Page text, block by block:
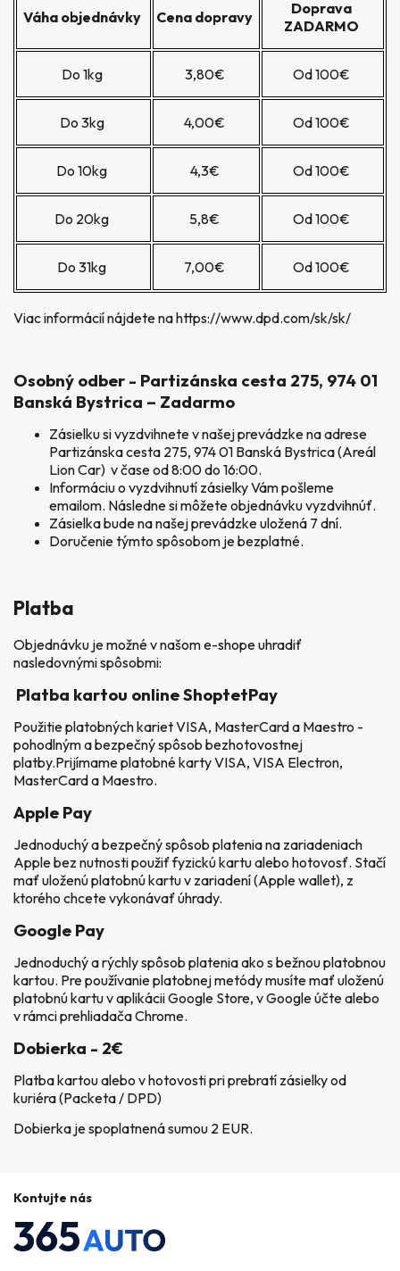
Váha objednávky Cena dopravy
Doprava
ZADARMO
Do 1kg 3,80€ Od 100€
Do 3kg 4,00€ Od 100€
Do 10kg 4,3€ Od 100€
Do 20kg 5,8€ Od 100€
Do 31kg 7,00€ Od 100€
Viac informácií nájdete nahttps://www.dpd.com/sk/sk/
Osobný odber - Partizánska cesta 275, 974 01
Banská Bystrica – Zadarmo
Zásielku si vyzdvihnete v našej prevádzke na adrese
Partizánska cesta 275, 974 01 Banská Bystrica (Areál
Lion Car) v čase od 8:00 do 16:00.
Informáciu o vyzdvihnutí zásielky Vám pošleme
emailom. Následne si môžete objednávku vyzdvihnúť.
Zásielka bude na našej prevádzke uložená 7 dní.
Doručenie týmto spôsobom je bezplatné.
Platba
Objednávku je možné v našom e-shope uhradiť
nasledovnými spôsobmi:
Platba kartou online ShoptetPay
Použitie platobných kariet VISA, MasterCard a Maestro -
pohodlným a bezpečný spôsob bezhotovostnej
platby.Prijímame platobné karty VISA, VISA Electron,
MasterCard a Maestro.
Apple Pay
Jednoduchý a bezpečný spôsob platenia na zariadeniach
Apple bez nutnosti použiť fyzickú kartu alebo hotovosť. Stačí
mať uloženú platobnú kartu v zariadení (Apple wallet), z
ktorého chcete vykonávať úhrady.
Google Pay
Jednoduchý a rýchly spôsob platenia ako s bežnou platobnou
kartou. Pre používanie platobnej metódy musíte mať uloženú
platobnú kartu v aplikácii Google Store, v Google účte alebo
v rámci prehliadača Chrome.
Dobierka - 2€
Platba kartou alebo v hotovosti pri prebratí zásielky od
kuriéra (Packeta / DPD)
Dobierka je spoplatnená sumou 2 EUR.
Kontujte nás